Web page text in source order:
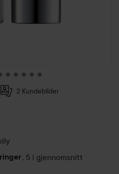
2 Kundebilder
, 5 i gjennomsnitt